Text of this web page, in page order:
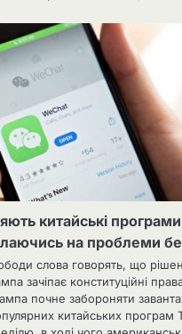
китайські
на проблеми
слова говорять, що
зачіпає конституційні
почне забороняти
китайських програм